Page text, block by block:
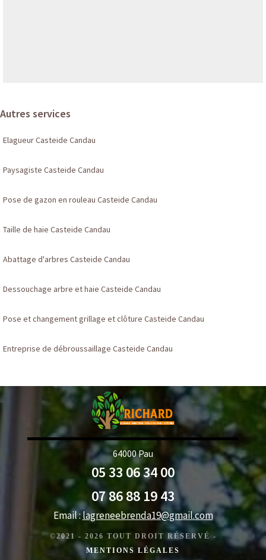
Autres services
Elagueur Casteide Candau
Paysagiste Casteide Candau
Pose de gazon en rouleau Casteide Candau
Taille de haie Casteide Candau
Abattage d'arbres Casteide Candau
Dessouchage arbre et haie Casteide Candau
Pose et changement grillage et clôture Casteide Candau
Entreprise de débroussaillage Casteide Candau
64000 Pau
05 33 06 34 00
07 86 88 19 43
Email :lagreneebrenda19@gmail.com
©2021 - 2026 TOUT DROIT RÉSERVÉ -
MENTIONS LÉGALES